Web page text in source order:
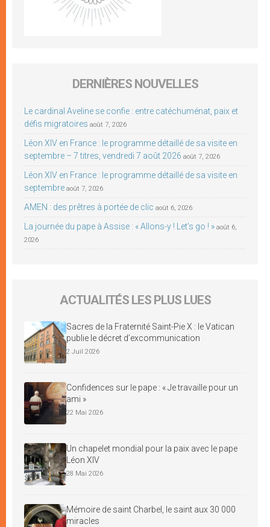
DERNIÈRES NOUVELLES
Le cardinal Aveline se confie : entre catéchuménat, paix et
défis migratoires août 7, 2026
Léon XIV en France : le programme détaillé de sa visite en
septembre – 7 titres, vendredi 7 août 2026 août 7, 2026
Léon XIV en France : le programme détaillé de sa visite en
septembre août 7, 2026
AMEN : des prêtres à portée de clic août 6, 2026
La journée du pape à Assise : « Allons-y ! Let’s go ! » août 6,
2026
ACTUALITÉS LES PLUS LUES
Sacres de la Fraternité Saint-Pie X : le Vatican
publie le décret d’excommunication
2 Juil 2026
Confidences sur le pape : « Je travaille pour un
ami »
22 Mai 2026
Un chapelet mondial pour la paix avec le pape
Léon XIV
28 Mai 2026
Mémoire de saint Charbel, le saint aux 30 000
miracles